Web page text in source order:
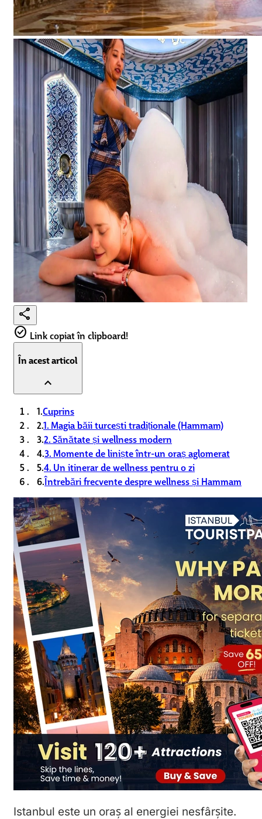
share
check_circle Link copiat în clipboard!
În acest articol
expand_less
1.Cuprins
2.1. Magia băii turcești tradiționale (Hammam)
3.2. Sănătate și wellness modern
4.3. Momente de liniște într-un oraș aglomerat
5.4. Un itinerar de wellness pentru o zi
6.Întrebări frecvente despre wellness și Hammam
Istanbul este un oraș al energiei nesfârșite.